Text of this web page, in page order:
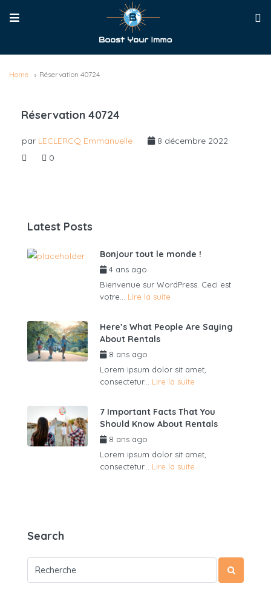
Home Réservation 40724
Réservation 40724
par LECLERCQ Emmanuelle
8 décembre 2022
0
Latest Posts
Bonjour tout le monde !
4 ans ago
Bienvenue sur WordPress. Ceci est
votre... Lire la suite
Here’s What People Are Saying
About Rentals
8 ans ago
Lorem ipsum dolor sit amet,
consectetur... Lire la suite
7 Important Facts That You
Should Know About Rentals
8 ans ago
Lorem ipsum dolor sit amet,
consectetur... Lire la suite
Search